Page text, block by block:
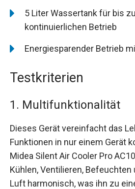
5 Liter Wassertank für bis
kontinuierlichen Betrieb
Energiesparender Betrieb
Testkriterien
1. Multifunktionalität
Dieses Gerät vereinfacht das
Funktionen in nur einem Gerät
Midea Silent Air Cooler Pro
Kühlen, Ventilieren, Befeuchten
Luft harmonisch, was ihn zu